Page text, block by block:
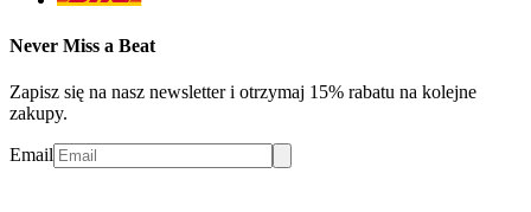
Never Miss a Beat
Zapisz się na nasz newsletter i otrzymaj 15% rabatu na kolejne
zakupy.
Email